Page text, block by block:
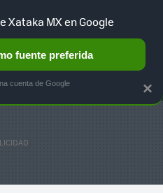
AUTO TERRITORIO
×
Xataka MX en Google
fuente preferida
cuenta de Google